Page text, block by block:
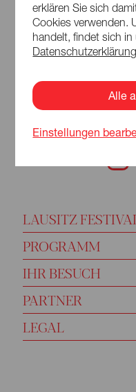
LAUSITZ
PROGRAMM
IHR BESUCH
PARTNER
LEGAL
erklären Sie sich
Cookies verwenden.
handelt, findet sich in
Datenschutzerklärung
Alle
Einstellungen